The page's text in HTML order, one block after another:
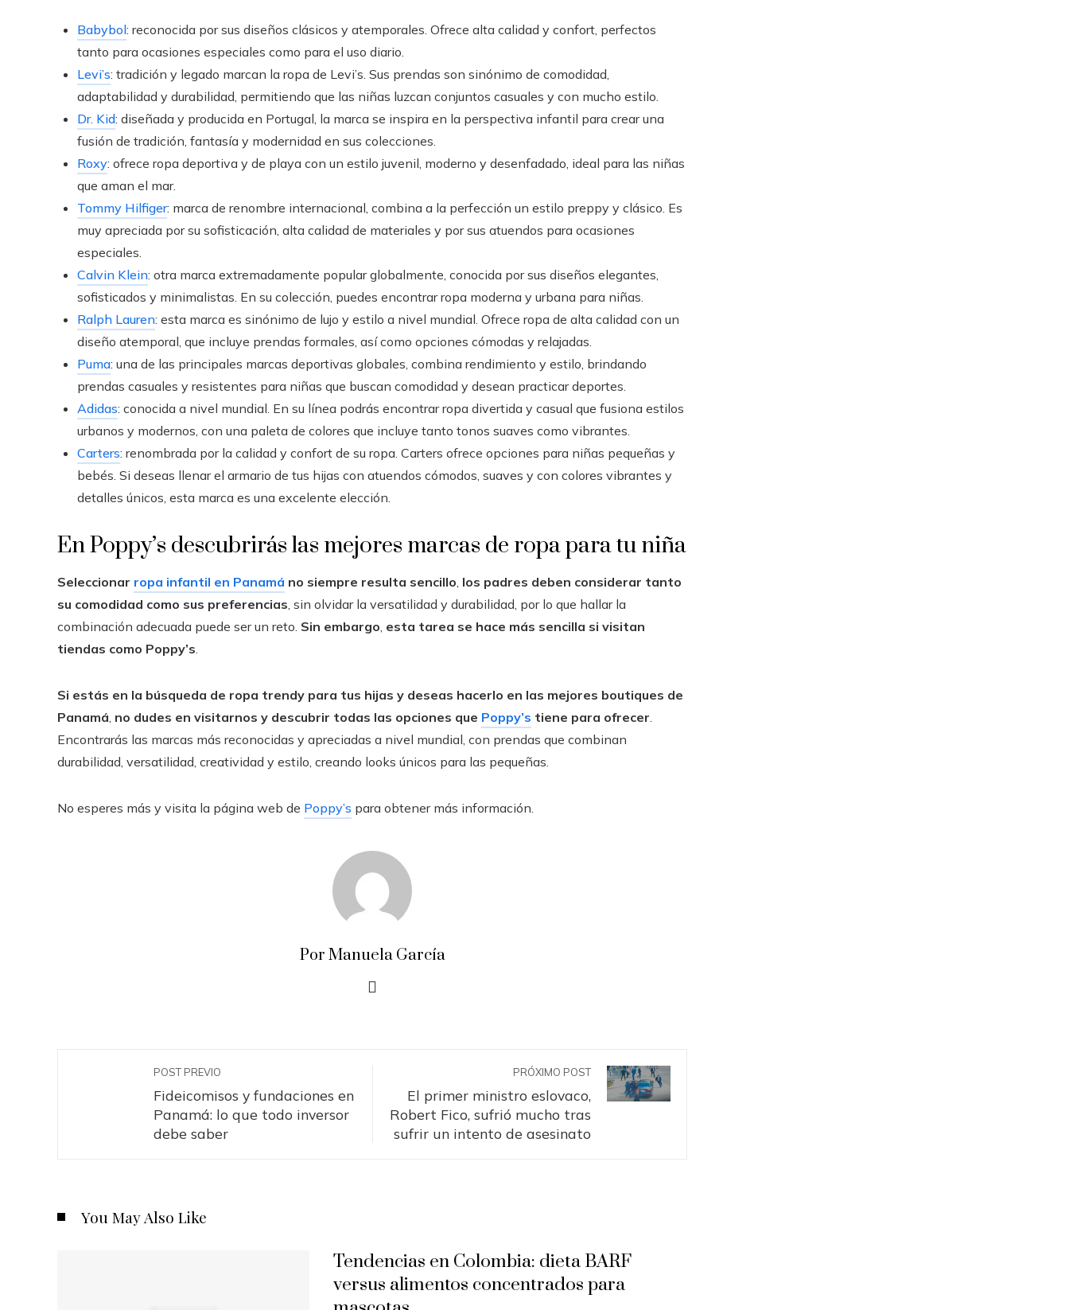
Babybol: reconocida por sus diseños clásicos y atemporales. Ofrece alta calidad y confort, perfectos
tanto para ocasiones especiales como para el uso diario.
Levi’s: tradición y legado marcan la ropa de Levi’s. Sus prendas son sinónimo de comodidad,
adaptabilidad y durabilidad, permitiendo que las niñas luzcan conjuntos casuales y con mucho estilo.
Dr. Kid: diseñada y producida en Portugal, la marca se inspira en la perspectiva infantil para crear una
fusión de tradición, fantasía y modernidad en sus colecciones.
Roxy: ofrece ropa deportiva y de playa con un estilo juvenil, moderno y desenfadado, ideal para las niñas
que aman el mar.
Tommy Hilfiger: marca de renombre internacional, combina a la perfección un estilo preppy y clásico. Es
muy apreciada por su sofisticación, alta calidad de materiales y por sus atuendos para ocasiones
especiales.
Calvin Klein: otra marca extremadamente popular globalmente, conocida por sus diseños elegantes,
sofisticados y minimalistas. En su colección, puedes encontrar ropa moderna y urbana para niñas.
Ralph Lauren: esta marca es sinónimo de lujo y estilo a nivel mundial. Ofrece ropa de alta calidad con un
diseño atemporal, que incluye prendas formales, así como opciones cómodas y relajadas.
Puma: una de las principales marcas deportivas globales, combina rendimiento y estilo, brindando
prendas casuales y resistentes para niñas que buscan comodidad y desean practicar deportes.
Adidas: conocida a nivel mundial. En su línea podrás encontrar ropa divertida y casual que fusiona estilos
urbanos y modernos, con una paleta de colores que incluye tanto tonos suaves como vibrantes.
Carters: renombrada por la calidad y confort de su ropa. Carters ofrece opciones para niñas pequeñas y
bebés. Si deseas llenar el armario de tus hijas con atuendos cómodos, suaves y con colores vibrantes y
detalles únicos, esta marca es una excelente elección.
En Poppy’s descubrirás las mejores marcas de ropa para tu niña
Seleccionar ropa infantil en Panamá no siempre resulta sencillo, los padres deben considerar tanto
su comodidad como sus preferencias, sin olvidar la versatilidad y durabilidad, por lo que hallar la
combinación adecuada puede ser un reto. Sin embargo, esta tarea se hace más sencilla si visitan
tiendas como Poppy’s.
Si estás en la búsqueda de ropa trendy para tus hijas y deseas hacerlo en las mejores boutiques de
Panamá, no dudes en visitarnos y descubrir todas las opciones que Poppy’s tiene para ofrecer.
Encontrarás las marcas más reconocidas y apreciadas a nivel mundial, con prendas que combinan
durabilidad, versatilidad, creatividad y estilo, creando looks únicos para las pequeñas.
No esperes más y visita la página web de Poppy’s para obtener más información.
Por Manuela García
POST PREVIO
Fideicomisos y fundaciones en
Panamá: lo que todo inversor
debe saber
PRÓXIMO POST
El primer ministro eslovaco,
Robert Fico, sufrió mucho tras
sufrir un intento de asesinato
You May Also Like
Tendencias en Colombia: dieta BARF
versus alimentos concentrados para